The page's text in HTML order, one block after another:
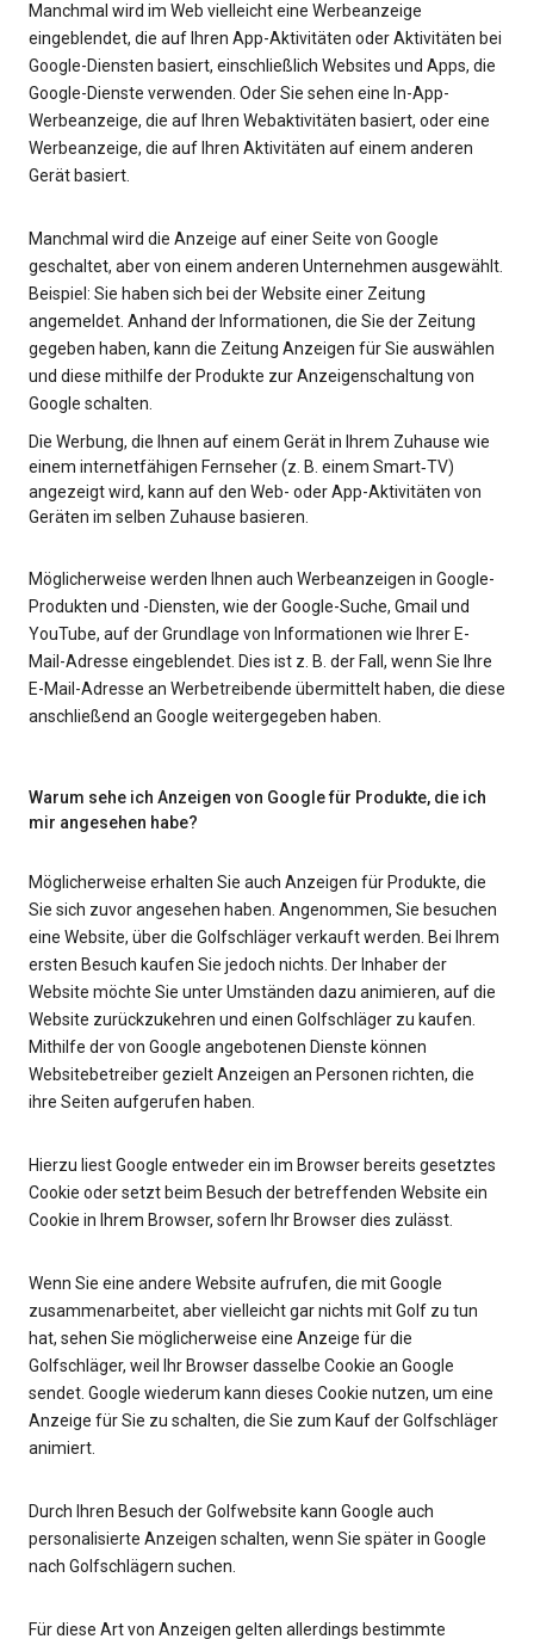
Manchmal wird im Web vielleicht eine Werbeanzeige
eingeblendet, die auf Ihren App-Aktivitäten oder Aktivitäten bei
Google-Diensten basiert, einschließlich Websites und Apps, die
Google-Dienste verwenden. Oder Sie sehen eine In-App-
Werbeanzeige, die auf Ihren Webaktivitäten basiert, oder eine
Werbeanzeige, die auf Ihren Aktivitäten auf einem anderen
Gerät basiert.
Manchmal wird die Anzeige auf einer Seite von Google
geschaltet, aber von einem anderen Unternehmen ausgewählt.
Beispiel: Sie haben sich bei der Website einer Zeitung
angemeldet. Anhand der Informationen, die Sie der Zeitung
gegeben haben, kann die Zeitung Anzeigen für Sie auswählen
und diese mithilfe der Produkte zur Anzeigenschaltung von
Google schalten.
Die Werbung, die Ihnen auf einem Gerät in Ihrem Zuhause wie
einem internetfähigen Fernseher (z. B. einem Smart‑TV)
angezeigt wird, kann auf den Web- oder App-Aktivitäten von
Geräten im selben Zuhause basieren.
Möglicherweise werden Ihnen auch Werbeanzeigen in Google-
Produkten und -Diensten, wie der Google-Suche, Gmail und
YouTube, auf der Grundlage von Informationen wie Ihrer E-
Mail-Adresse eingeblendet. Dies ist z. B. der Fall, wenn Sie Ihre
E-Mail-Adresse an Werbetreibende übermittelt haben, die diese
anschließend an Google weitergegeben haben.
Warum sehe ich Anzeigen von Google für Produkte, die ich
mir angesehen habe?
Möglicherweise erhalten Sie auch Anzeigen für Produkte, die
Sie sich zuvor angesehen haben. Angenommen, Sie besuchen
eine Website, über die Golfschläger verkauft werden. Bei Ihrem
ersten Besuch kaufen Sie jedoch nichts. Der Inhaber der
Website möchte Sie unter Umständen dazu animieren, auf die
Website zurückzukehren und einen Golfschläger zu kaufen.
Mithilfe der von Google angebotenen Dienste können
Websitebetreiber gezielt Anzeigen an Personen richten, die
ihre Seiten aufgerufen haben.
Hierzu liest Google entweder ein im Browser bereits gesetztes
Cookie oder setzt beim Besuch der betreffenden Website ein
Cookie in Ihrem Browser, sofern Ihr Browser dies zulässt.
Wenn Sie eine andere Website aufrufen, die mit Google
zusammenarbeitet, aber vielleicht gar nichts mit Golf zu tun
hat, sehen Sie möglicherweise eine Anzeige für die
Golfschläger, weil Ihr Browser dasselbe Cookie an Google
sendet. Google wiederum kann dieses Cookie nutzen, um eine
Anzeige für Sie zu schalten, die Sie zum Kauf der Golfschläger
animiert.
Durch Ihren Besuch der Golfwebsite kann Google auch
personalisierte Anzeigen schalten, wenn Sie später in Google
nach Golfschlägern suchen.
Für diese Art von Anzeigen gelten allerdings bestimmte